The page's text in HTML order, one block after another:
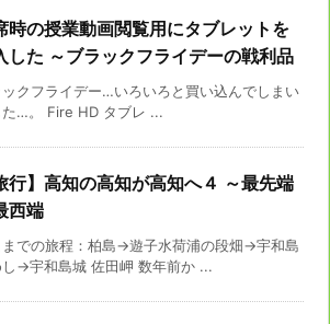
時の授業動画閲覧用にタブレットを
した ～ブラックフライデーの戦利品
ックフライデー…いろいろと買い込んでしまい
た…。 Fire HD タブレ ...
行】高知の高知が高知へ４ ～最先端
西端
までの旅程：柏島→遊子水荷浦の段畑→宇和島
→宇和島城 佐田岬 数年前か ...